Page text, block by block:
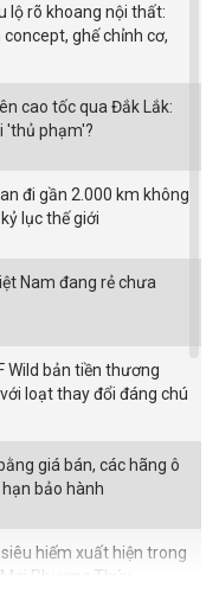
lộ rõ khoang nội thất:
ghế chỉnh cơ,
cao tốc qua Đắk Lắk:
'thủ phạm'?
đi gần 2.000 km không
lục thế giới
Nam đang rẻ chưa
Wild bản tiền thương
loạt thay đổi đáng chú
giá bán, các hãng ô
bảo hành
hiếm xuất hiện trong
Phương Thúy